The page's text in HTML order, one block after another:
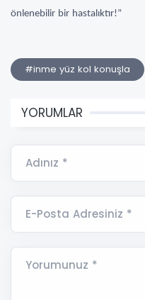
önlenebilir bir hastalıktır!”
#inme yüz kol konuşla
YORUMLAR
Adınız *
E-Posta Adresiniz *
Yorumunuz *